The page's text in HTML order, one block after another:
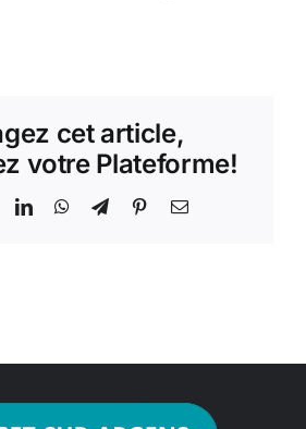
cet article,
votre Plateforme!
LinkedInWhatsApp
TelegramPinterestEmail